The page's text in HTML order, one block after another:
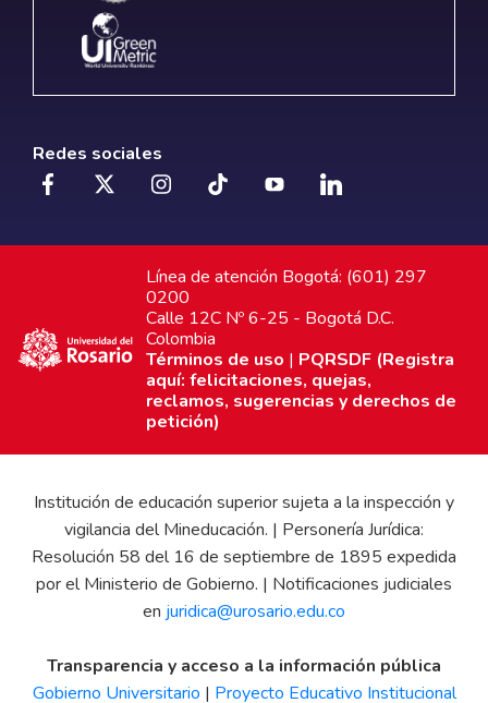
Redes sociales
Línea de atención Bogotá: (601) 297
0200
Calle 12C Nº 6-25 - Bogotá D.C.
Colombia
Términos de uso | PQRSDF (Registra
aquí: felicitaciones, quejas,
reclamos, sugerencias y derechos de
petición)
Institución de educación superior sujeta a la inspección y
vigilancia del Mineducación. | Personería Jurídica:
Resolución 58 del 16 de septiembre de 1895 expedida
por el Ministerio de Gobierno. | Notificaciones judiciales
en juridica@urosario.edu.co
Transparencia y acceso a la información pública
Gobierno Universitario | Proyecto Educativo Institucional